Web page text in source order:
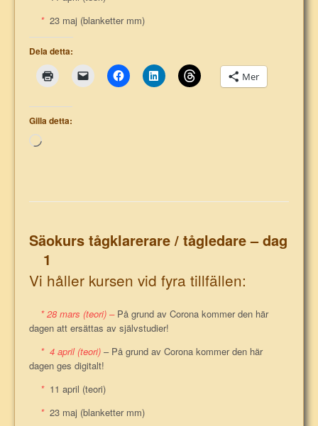
* 23 maj (blanketter mm)
Dela detta:
Mer
Gilla detta:
Laddar
Säokurs tågklarerare / tågledare – dag
1
Vi håller kursen vid fyra tillfällen:
* 28 mars (teori) –På grund av Corona kommer den här
dagen att ersättas av självstudier!
* 4 april (teori) – På grund av Corona kommer den här
dagen ges digitalt!
* 11 april (teori)
* 23 maj (blanketter mm)